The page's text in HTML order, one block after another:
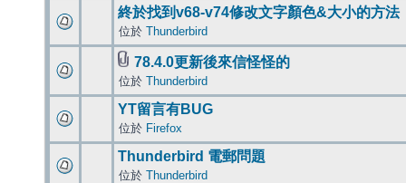
終於找到v68-v74修改文字顏色&大小的方法
位於 Thunderbird
78.4.0更新後來信怪怪的
位於 Thunderbird
YT留言有BUG
位於 Firefox
Thunderbird 電郵問題
位於 Thunderbird